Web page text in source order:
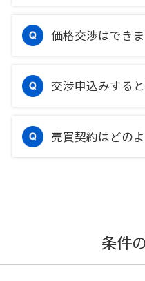
価格交渉はでき
交渉申込みする
売買契約はどの
条件